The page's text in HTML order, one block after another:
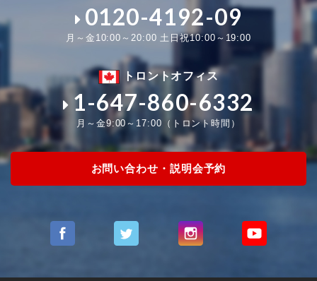
0120-4192-09
月～金10:00～20:00 土日祝10:00～19:00
トロントオフィス
1-647-860-6332
月～金9:00～17:00（トロント時間）
お問い合わせ・説明会予約